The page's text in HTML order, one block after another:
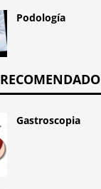
Podología
RECOMENDADO
Gastroscopia